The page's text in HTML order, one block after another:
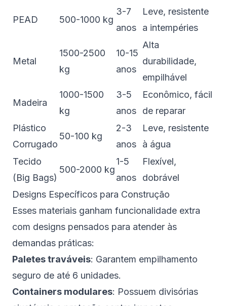
PEAD 500-1000 kg
3-7
anos
Leve, resistente
a intempéries
Metal
1500-2500
kg
10-15
anos
Alta
durabilidade,
empilhável
Madeira
1000-1500
kg
3-5
anos
Econômico, fácil
de reparar
Plástico
Corrugado
50-100 kg
2-3
anos
Leve, resistente
à água
Tecido
(Big Bags)
500-2000 kg
1-5
anos
Flexível,
dobrável
Designs Específicos para Construção
Esses materiais ganham funcionalidade extra
com designs pensados para atender às
demandas práticas:
Paletes traváveis: Garantem empilhamento
seguro de até 6 unidades.
Containers modulares: Possuem divisórias